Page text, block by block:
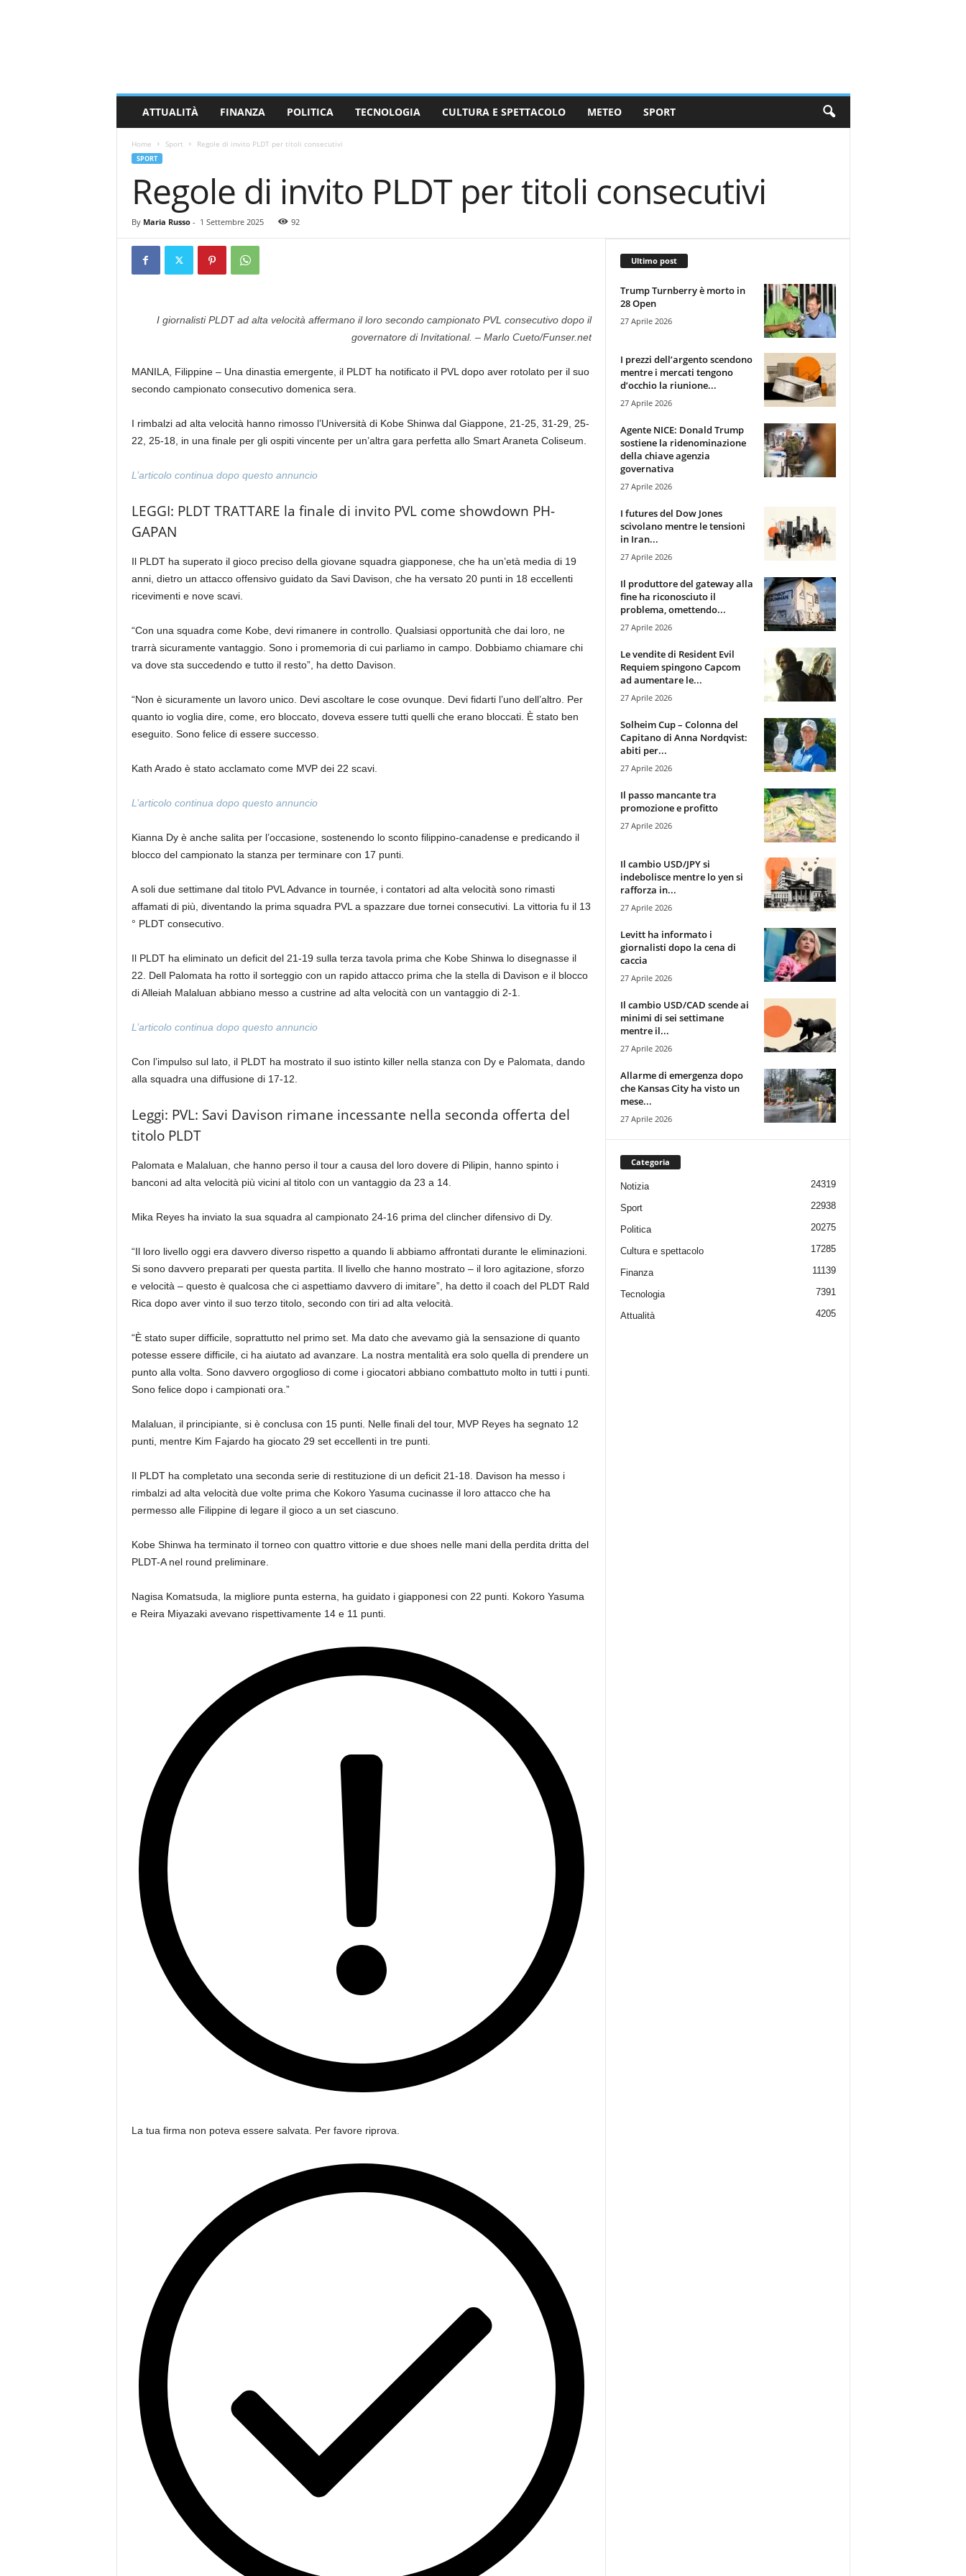
s
ATTUALITÀ FINANZA POLITICA TECNOLOGIA CULTURA E SPETTACOLO METEO SPORT
Home Sport Regole di invito PLDT per titoli consecutivi
SPORT
Regole di invito PLDT per titoli consecutivi
By Maria Russo- 1 Settembre 2025 92
I giornalisti PLDT ad alta velocità affermano il loro secondo campionato PVL consecutivo dopo il
governatore di Invitational. – Marlo Cueto/Funser.net
MANILA, Filippine – Una dinastia emergente, il PLDT ha notificato il PVL dopo aver rotolato per il suo
secondo campionato consecutivo domenica sera.
I rimbalzi ad alta velocità hanno rimosso l’Università di Kobe Shinwa dal Giappone, 21-25, 31-29, 25-
22, 25-18, in una finale per gli ospiti vincente per un’altra gara perfetta allo Smart Araneta Coliseum.
L’articolo continua dopo questo annuncio
LEGGI: ​​PLDT TRATTARE la finale di invito PVL come showdown PH-
GAPAN
Il PLDT ha superato il gioco preciso della giovane squadra giapponese, che ha un’età media di 19
anni, dietro un attacco offensivo guidato da Savi Davison, che ha versato 20 punti in 18 eccellenti
ricevimenti e nove scavi.
“Con una squadra come Kobe, devi rimanere in controllo. Qualsiasi opportunità che dai loro, ne
trarrà sicuramente vantaggio. Sono i promemoria di cui parliamo in campo. Dobbiamo chiamare chi
va dove sta succedendo e tutto il resto”, ha detto Davison.
“Non è sicuramente un lavoro unico. Devi ascoltare le cose ovunque. Devi fidarti l’uno dell’altro. Per
quanto io voglia dire, come, ero bloccato, doveva essere tutti quelli che erano bloccati. È stato ben
eseguito. Sono felice di essere successo.
Kath Arado è stato acclamato come MVP dei 22 scavi.
L’articolo continua dopo questo annuncio
Kianna Dy è anche salita per l’occasione, sostenendo lo sconto filippino-canadense e predicando il
blocco del campionato la stanza per terminare con 17 punti.
A soli due settimane dal titolo PVL Advance in tournée, i contatori ad alta velocità sono rimasti
affamati di più, diventando la prima squadra PVL a spazzare due tornei consecutivi. La vittoria fu il 13
° PLDT consecutivo.
Il PLDT ha eliminato un deficit del 21-19 sulla terza tavola prima che Kobe Shinwa lo disegnasse il
22. Dell Palomata ha rotto il sorteggio con un rapido attacco prima che la stella di Davison e il blocco
di Alleiah Malaluan abbiano messo a custrine ad alta velocità con un vantaggio di 2-1.
L’articolo continua dopo questo annuncio
Con l’impulso sul lato, il PLDT ha mostrato il suo istinto killer nella stanza con Dy e Palomata, dando
alla squadra una diffusione di 17-12.
Leggi: PVL: Savi Davison rimane incessante nella seconda offerta del
titolo PLDT
Palomata e Malaluan, che hanno perso il tour a causa del loro dovere di Pilipin, hanno spinto i
banconi ad alta velocità più vicini al titolo con un vantaggio da 23 a 14.
Mika Reyes ha inviato la sua squadra al campionato 24-16 prima del clincher difensivo di Dy.
“Il loro livello oggi era davvero diverso rispetto a quando li abbiamo affrontati durante le eliminazioni.
Si sono davvero preparati per questa partita. Il livello che hanno mostrato – il loro agitazione, sforzo
e velocità – questo è qualcosa che ci aspettiamo davvero di imitare”, ha detto il coach del PLDT Rald
Rica dopo aver vinto il suo terzo titolo, secondo con tiri ad alta velocità.
“È stato super difficile, soprattutto nel primo set. Ma dato che avevamo già la sensazione di quanto
potesse essere difficile, ci ha aiutato ad avanzare. La nostra mentalità era solo quella di prendere un
punto alla volta. Sono davvero orgoglioso di come i giocatori abbiano combattuto molto in tutti i punti.
Sono felice dopo i campionati ora.”
Malaluan, il principiante, si è conclusa con 15 punti. Nelle finali del tour, MVP Reyes ha segnato 12
punti, mentre Kim Fajardo ha giocato 29 set eccellenti in tre punti.
Il PLDT ha completato una seconda serie di restituzione di un deficit 21-18. Davison ha messo i
rimbalzi ad alta velocità due volte prima che Kokoro Yasuma cucinasse il loro attacco che ha
permesso alle Filippine di legare il gioco a un set ciascuno.
Kobe Shinwa ha terminato il torneo con quattro vittorie e due shoes nelle mani della perdita dritta del
PLDT-A nel round preliminare.
Nagisa Komatsuda, la migliore punta esterna, ha guidato i giapponesi con 22 punti. Kokoro Yasuma
e Reira Miyazaki avevano rispettivamente 14 e 11 punti.
La tua firma non poteva essere salvata. Per favore riprova.
Ultimo post
Trump Turnberry è morto in
28 Open
27 Aprile 2026
I prezzi dell’argento scendono
mentre i mercati tengono
d’occhio la riunione...
27 Aprile 2026
Agente NICE: Donald Trump
sostiene la ridenominazione
della chiave agenzia
governativa
27 Aprile 2026
I futures del Dow Jones
scivolano mentre le tensioni
in Iran...
27 Aprile 2026
Il produttore del gateway alla
fine ha riconosciuto il
problema, omettendo...
27 Aprile 2026
Le vendite di Resident Evil
Requiem spingono Capcom
ad aumentare le...
27 Aprile 2026
Solheim Cup – Colonna del
Capitano di Anna Nordqvist:
abiti per...
27 Aprile 2026
Il passo mancante tra
promozione e profitto
27 Aprile 2026
Il cambio USD/JPY si
indebolisce mentre lo yen si
rafforza in...
27 Aprile 2026
Levitt ha informato i
giornalisti dopo la cena di
caccia
27 Aprile 2026
Il cambio USD/CAD scende ai
minimi di sei settimane
mentre il...
27 Aprile 2026
Allarme di emergenza dopo
che Kansas City ha visto un
mese...
27 Aprile 2026
Categoria
Notizia 24319
Sport 22938
Politica 20275
Cultura e spettacolo 17285
Finanza 11139
Tecnologia 7391
Attualità 4205